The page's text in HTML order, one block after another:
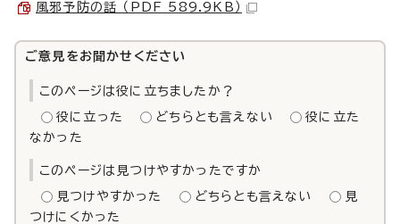
風邪予防の話 （PDF 589.9KB）
ご意見をお聞かせください
このページは役に立ちましたか？
役に立った どちらとも言えない
役に立た
なかった
このページは見つけやすかったですか
見つけやすかった どちらとも言えない
見
つけにくかった